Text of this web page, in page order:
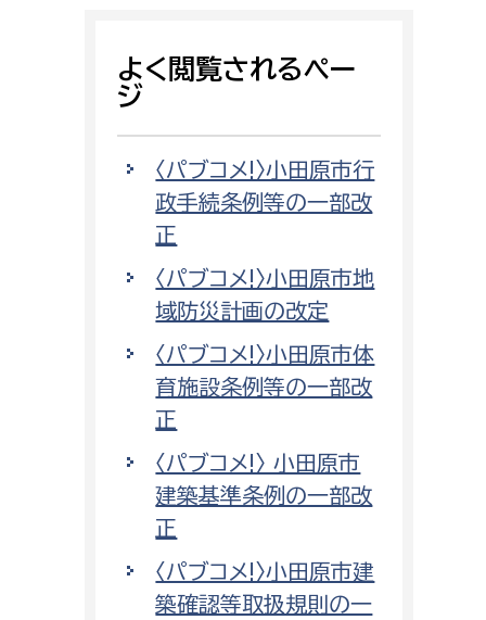
よく閲覧されるペー
ジ
〈パブコメ!〉小田原市行
政手続条例等の一部改
正
〈パブコメ!〉小田原市地
域防災計画の改定
〈パブコメ!〉小田原市体
育施設条例等の一部改
正
〈パブコメ!〉 小田原市
建築基準条例の一部改
正
〈パブコメ!〉小田原市建
築確認等取扱規則の一